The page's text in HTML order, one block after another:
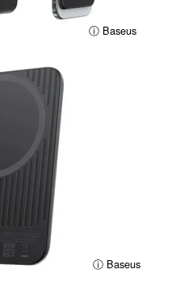
ⓘ Baseus
ⓘ Baseus